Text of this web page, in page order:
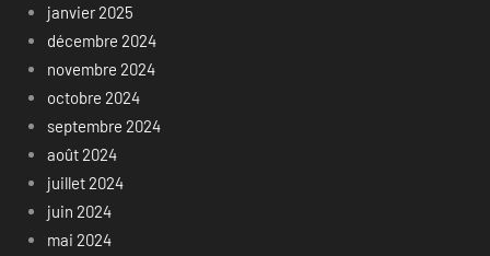
janvier 2025
décembre 2024
novembre 2024
octobre 2024
septembre 2024
août 2024
juillet 2024
juin 2024
mai 2024